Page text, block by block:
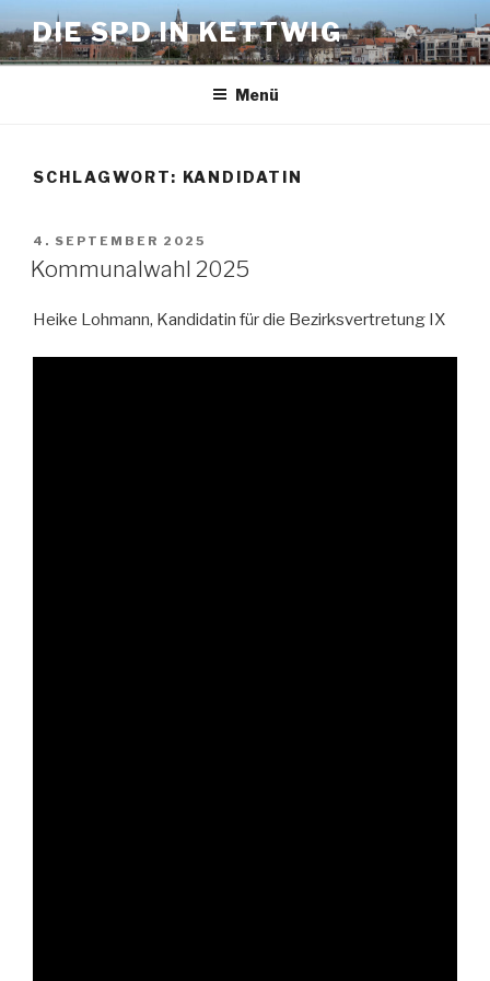
Inhalt
springen
DIE SPD IN KETTWIG
Menü
SCHLAGWORT: KANDIDATIN
VERÖFFENTLICHT
AM
4. SEPTEMBER 2025
Kommunalwahl 2025
Heike Lohmann, Kandidatin für die Bezirksvertretung IX